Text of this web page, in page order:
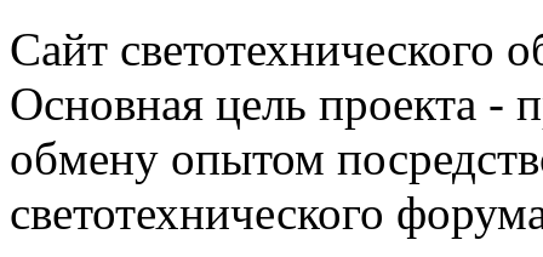
Сайт светотехнического
Основная цель проекта -
обмену опытом
светотехнического